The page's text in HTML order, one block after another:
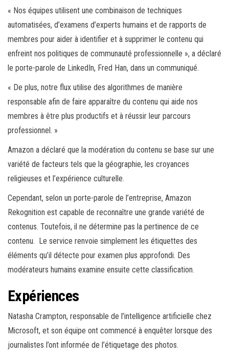
« Nos équipes utilisent une combinaison de techniques
automatisées, d’examens d’experts humains et de rapports de
membres pour aider à identifier et à supprimer le contenu qui
enfreint nos politiques de communauté professionnelle », a déclaré
le porte-parole de LinkedIn, Fred Han, dans un communiqué.
« De plus, notre flux utilise des algorithmes de manière
responsable afin de faire apparaître du contenu qui aide nos
membres à être plus productifs et à réussir leur parcours
professionnel. »
Amazon a déclaré que la modération du contenu se base sur une
variété de facteurs tels que la géographie, les croyances
religieuses et l’expérience culturelle.
Cependant, selon un porte-parole de l’entreprise, Amazon
Rekognition est capable de reconnaître une grande variété de
contenus. Toutefois, il ne détermine pas la pertinence de ce
contenu. Le service renvoie simplement les étiquettes des
éléments qu’il détecte pour examen plus approfondi. Des
modérateurs humains examine ensuite cette classification.
Expériences
Natasha Crampton, responsable de l’intelligence artificielle chez
Microsoft, et son équipe ont commencé à enquêter lorsque des
journalistes l’ont informée de l’étiquetage des photos.